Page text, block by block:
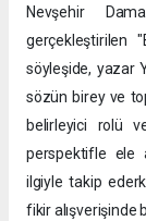
Nevşehir
gerçekleştirilen
söyleşide, yazar
sözün birey ve
belirleyici rolü
perspektifle ele
ilgiyle takip
fikir alışverişinde